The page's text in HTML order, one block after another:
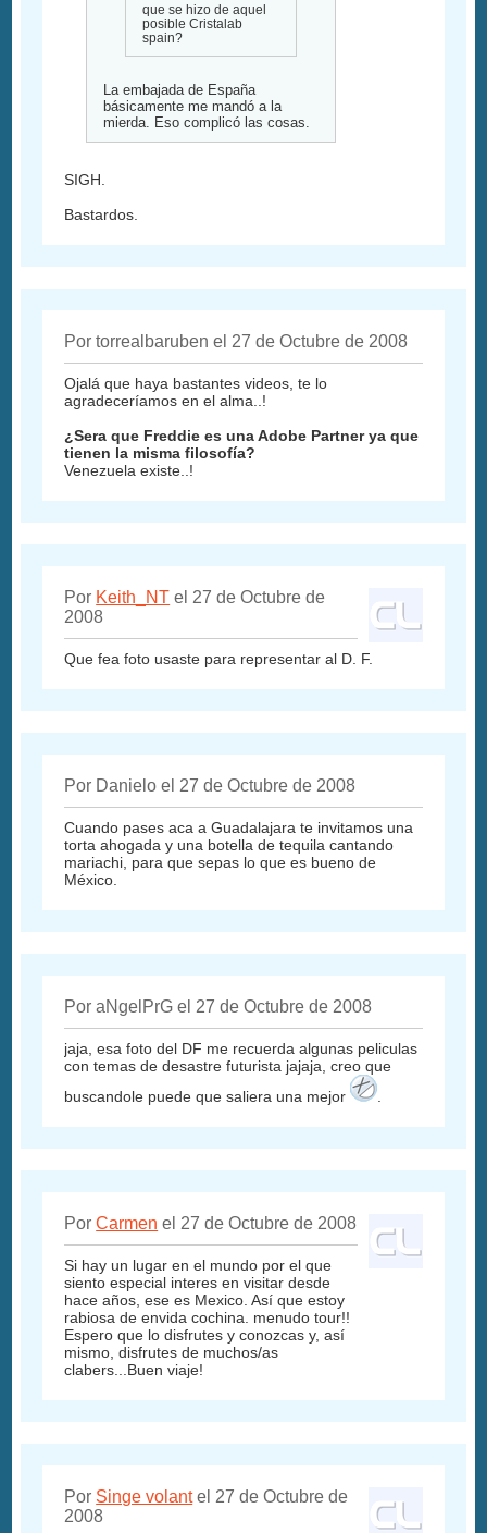
que se hizo de aquel
posible Cristalab
spain?
La embajada de España
básicamente me mandó a la
mierda. Eso complicó las cosas.
SIGH.
Bastardos.
Por torrealbaruben el 27 de Octubre de 2008
Ojalá que haya bastantes videos, te lo
agradeceríamos en el alma..!
¿Sera que Freddie es una Adobe Partner ya que
tienen la misma filosofía?
Venezuela existe..!
Por Keith_NT el 27 de Octubre de
2008
Que fea foto usaste para representar al D. F.
Por Danielo el 27 de Octubre de 2008
Cuando pases aca a Guadalajara te invitamos una
torta ahogada y una botella de tequila cantando
mariachi, para que sepas lo que es bueno de
México.
Por aNgelPrG el 27 de Octubre de 2008
jaja, esa foto del DF me recuerda algunas peliculas
con temas de desastre futurista jajaja, creo que
buscandole puede que saliera una mejor
PorCarmen el 27 de Octubre de 2008
Si hay un lugar en el mundo por el que
siento especial interes en visitar desde
hace años, ese es Mexico. Así que estoy
rabiosa de envida cochina. menudo tour!!
Espero que lo disfrutes y conozcas y, así
mismo, disfrutes de muchos/as
clabers...Buen viaje!
Por Singe volantel 27 de Octubre de
2008